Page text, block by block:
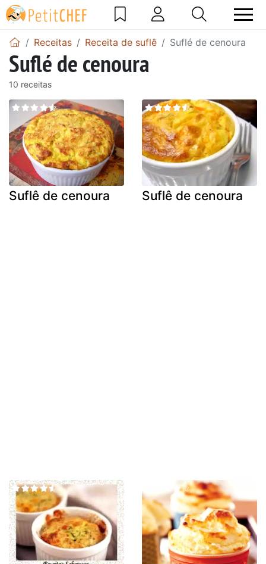
Receitas Receita de suflê Suflé de cenoura
Suflé de cenoura
10 receitas
Suflê de cenoura Suflê de cenoura